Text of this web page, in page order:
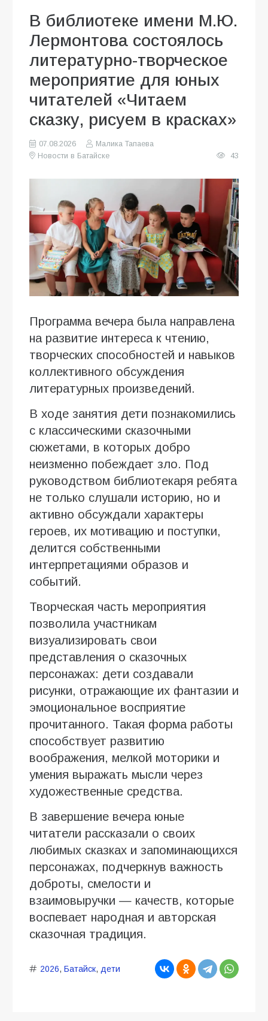
В библиотеке имени М.Ю.
Лермонтова состоялось
литературно-творческое
мероприятие для юных
читателей «Читаем
сказку, рисуем в красках»
07.08.2026
Малика Тапаева
Новости в Батайске
43
Программа вечера была направлена
на развитие интереса к чтению,
творческих способностей и навыков
коллективного обсуждения
литературных произведений.
В ходе занятия дети познакомились
с классическими сказочными
сюжетами, в которых добро
неизменно побеждает зло. Под
руководством библиотекаря ребята
не только слушали историю, но и
активно обсуждали характеры
героев, их мотивацию и поступки,
делится собственными
интерпретациями образов и
событий.
Творческая часть мероприятия
позволила участникам
визуализировать свои
представления о сказочных
персонажах: дети создавали
рисунки, отражающие их фантазии и
эмоциональное восприятие
прочитанного. Такая форма работы
способствует развитию
воображения, мелкой моторики и
умения выражать мысли через
художественные средства.
В завершение вечера юные
читатели рассказали о своих
любимых сказках и запоминающихся
персонажах, подчеркнув важность
доброты, смелости и
взаимовыручки — качеств, которые
воспевает народная и авторская
сказочная традиция.
2026, Батайск, дети